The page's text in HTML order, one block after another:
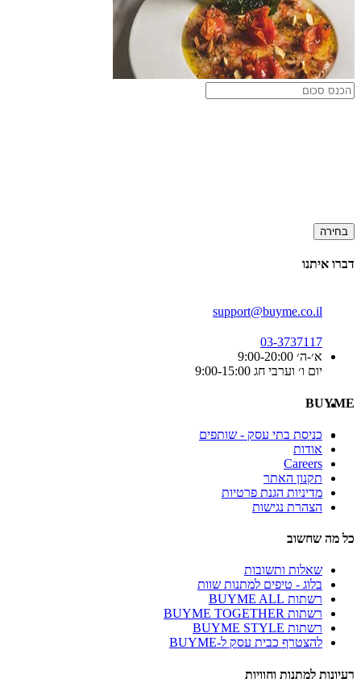
בחירה
דברו איתנו
support@buyme.co.il
03-3737117
א׳-ה׳ 9:00-20:00
יום ו׳ וערבי חג 9:00-15:00
BUYME
כניסת בתי עסק - שותפים
אודות
Careers
תקנון האתר
מדיניות הגנת פרטיות
הצהרת נגישות
כל מה שחשוב
שאלות ותשובות
בלוג - טיפים למתנות שוות
רשתות BUYME ALL
רשתות BUYME TOGETHER
רשתות BUYME STYLE
להצטרף כבית עסק ל-BUYME
רעיונות למתנות וחוויות